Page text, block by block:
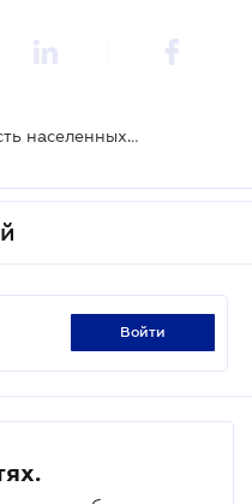
Правительство определило шесть населенных пунктов, где будет происходить комплексное восстановление
войти